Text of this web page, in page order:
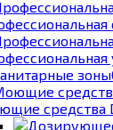
средства